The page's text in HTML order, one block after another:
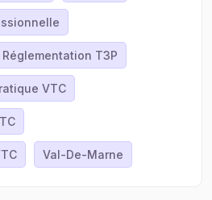
Réglementation T3P
VTC
Val-De-Marne